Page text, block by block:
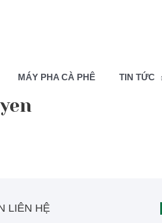
MÁY PHA CÀ PHÊ TIN TỨC
LIÊN HỆ